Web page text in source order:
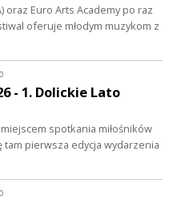
oraz Euro Arts Academy po raz
oferuje młodym muzykom z
- 1. Dolickie Lato
spotkania miłośników
tam pierwsza edycja wydarzenia